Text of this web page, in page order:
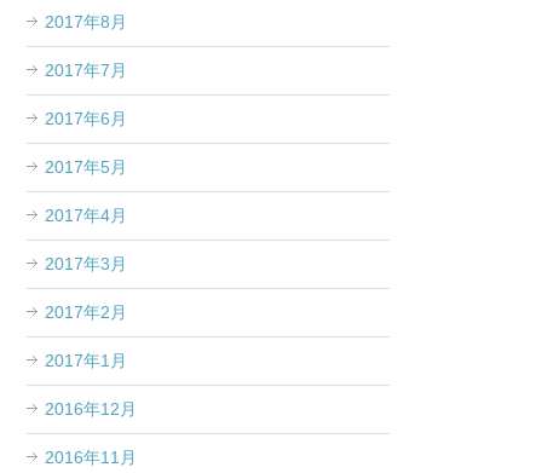
2017年8月
2017年7月
2017年6月
2017年5月
2017年4月
2017年3月
2017年2月
2017年1月
2016年12月
2016年11月